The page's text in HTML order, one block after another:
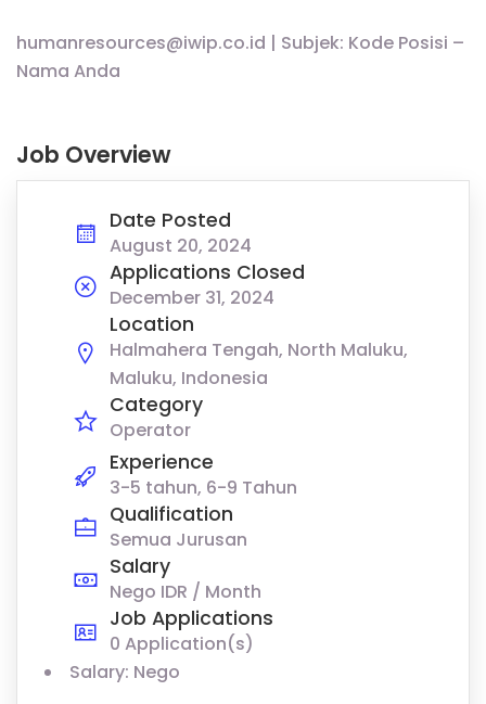
humanresources@iwip.co.id | Subjek: Kode Posisi –
Nama Anda
Job Overview
Date Posted
August 20, 2024
Applications Closed
December 31, 2024
Location
Halmahera Tengah, North Maluku,
Maluku, Indonesia
Category
Operator
Experience
3-5 tahun, 6-9 Tahun
Qualification
Semua Jurusan
Salary
Nego IDR / Month
Job Applications
0 Application(s)
Salary: Nego